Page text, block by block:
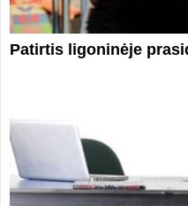
Patirtis ligoninėje